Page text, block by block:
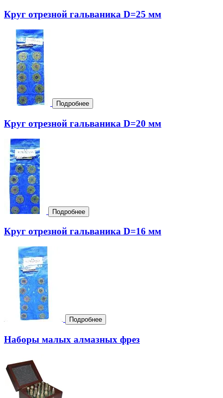
Круг отрезной гальваника D=25 мм
Подробнее
Круг отрезной гальваника D=20 мм
Подробнее
Круг отрезной гальваника D=16 мм
Подробнее
Наборы малых алмазных фрез